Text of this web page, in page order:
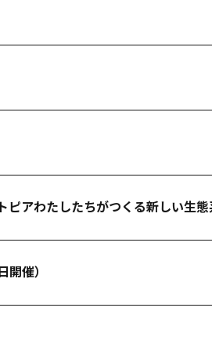
ア――わたしたちがつくる新しい生
催）